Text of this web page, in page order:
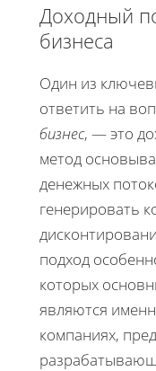
Доходный
бизнеса
Один из
ответить на
бизнес, — это
метод
денежных
генерировать
подход
которых
являются
компаниях,